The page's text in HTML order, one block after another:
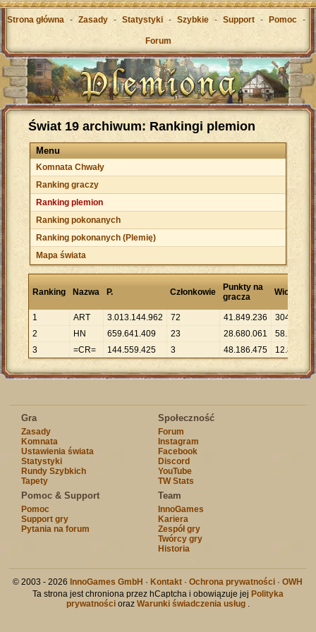
Strona główna - Zasady - Statystyki - Szybkie - Support - Pomoc -
Forum
Świat 19 archiwum: Rankingi plemion
Menu
Komnata Chwały
Ranking graczy
Ranking plemion
Ranking pokonanych
Ranking pokonanych (Plemię)
Mapa świata
Ranking Nazwa P. Członkowie
Punkty na
gracza
Wioski
1
ART 3.013.144.962 72 41.849.236 304
2
HN 659.641.409 23 28.680.061 58. 174
3
=CR= 144.559.425 3 48.186.475 12.890
Gra
Zasady
Komnata
Ustawienia świata
Statystyki
Rundy Szybkich
Tapety
Społeczność
Forum
Instagram
Facebook
Discord
YouTube
TW Stats
Pomoc & Support
Pomoc
Support gry
Pytania na forum
Team
InnoGames
Kariera
Zespół gry
Twórcy gry
Historia
© 2003 - 2026 InnoGames GmbH · Kontakt ·Ochrona prywatności ·OWH
Ta strona jest chroniona przez hCaptcha i obowiązuje jej Polityka
prywatnościoraz Warunki świadczenia usług.